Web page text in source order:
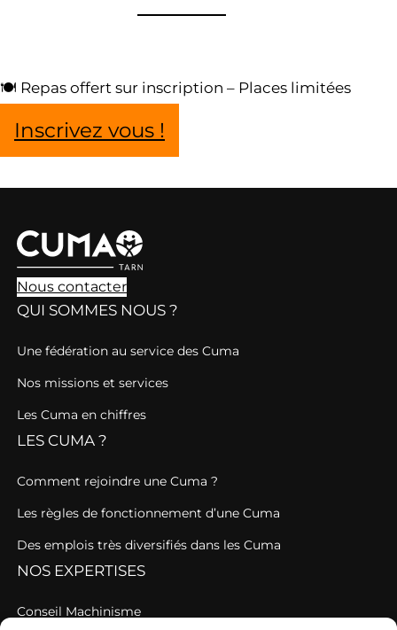
🍽️ Repas offert sur inscription – Places limitées
Inscrivez vous !
Nous contacter
QUI SOMMES NOUS ?
Une fédération au service des Cuma
Nos missions et services
Les Cuma en chiffres
LES CUMA ?
Comment rejoindre une Cuma ?
Les règles de fonctionnement d’une Cuma
Des emplois très diversifiés dans les Cuma
NOS EXPERTISES
Conseil Machinisme